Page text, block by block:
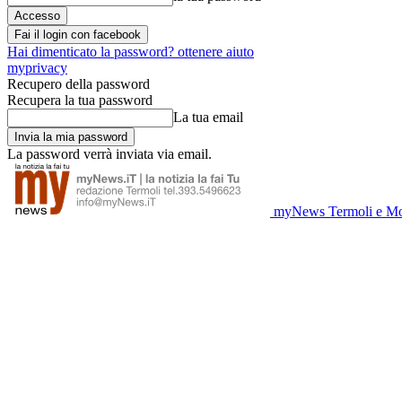
Fai il login con facebook
Hai dimenticato la password? ottenere aiuto
myprivacy
Recupero della password
Recupera la tua password
La tua email
La password verrà inviata via email.
myNews Termoli e